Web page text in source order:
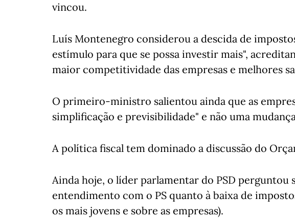
vincou.
Luís Montenegro considerou a descida de
estímulo para que se possa investir mais",
maior competitividade das empresas e melhores
O primeiro-ministro salientou ainda que as
simplificação e previsibilidade" e não uma
A política fiscal tem dominado a discussão do
Ainda hoje, o líder parlamentar do PSD perguntou
entendimento com o PS quanto à baixa de
os mais jovens e sobre as empresas).